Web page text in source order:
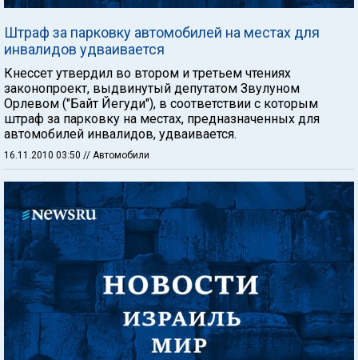
Штраф за парковку автомобилей на местах для
инвалидов удваивается
Кнессет утвердил во втором и третьем чтениях
законопроект, выдвинутый депутатом Звулуном
Орлевом ("Байт Йегуди"), в соответствии с которым
штраф за парковку на местах, предназначенных для
автомобилей инвалидов, удваивается.
16.11.2010 03:50 // Автомобили